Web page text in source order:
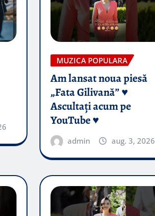
MUZICA POPULARA
Am lansat noua piesă
„Fata Gilivană” ♥️
Ascultați acum pe
YouTube ♥️
admin aug. 3, 2026